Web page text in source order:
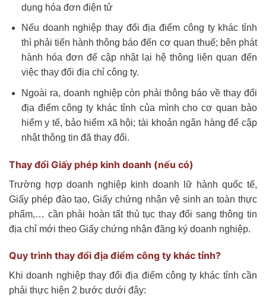
dụng hóa đơn điện tử
Nếu doanh nghiệp thay đổi địa điểm công ty khác tỉnh
thì phải tiến hành thông báo đến cơ quan thuế; bên phát
hành hóa đơn để cập nhật lại hệ thông liên quan đến
việc thay đổi địa chỉ công ty.
Ngoài ra, doanh nghiệp còn phải thông báo về thay đổi
địa điểm công ty khác tỉnh của mình cho cơ quan bảo
hiểm y tế, bảo hiểm xã hội; tài khoản ngân hàng để cập
nhật thông tin đã thay đổi.
Thay đổi Giấy phép kinh doanh (nếu có)
Trường hợp doanh nghiệp kinh doanh lữ hành quốc tế,
Giấy phép đào tạo, Giấy chứng nhận vệ sinh an toàn thực
phẩm,… cần phải hoàn tất thủ tục thay đổi sang thông tin
địa chỉ mới theo Giấy chứng nhận đăng ký doanh nghiệp.
Quy trình thay đổi địa điểm công ty khác tỉnh?
Khi doanh nghiệp thay đổi địa điểm công ty khác tỉnh cần
phải thực hiện 2 bước dưới đây: